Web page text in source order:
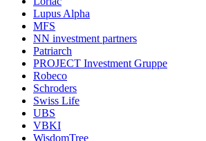
Lupus Alpha
MFS
NN investment partners
Patriarch
PROJECT Investment Gruppe
Robeco
Schroders
Swiss Life
UBS
VBKI
WisdomTree